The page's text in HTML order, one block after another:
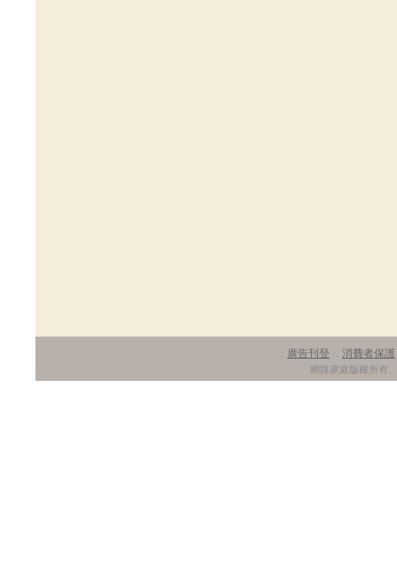
廣告刊登 消費者保護
網路家庭版權所有